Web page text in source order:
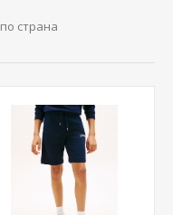
по страна